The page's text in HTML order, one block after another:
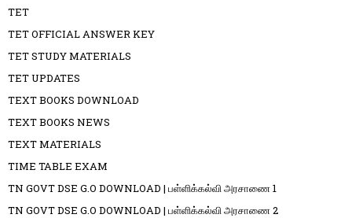
TET
TET OFFICIAL ANSWER KEY
TET STUDY MATERIALS
TET UPDATES
TEXT BOOKS DOWNLOAD
TEXT BOOKS NEWS
TEXT MATERIALS
TIME TABLE EXAM
TN GOVT DSE G.O DOWNLOAD | பள்ளிக்கல்வி அரசாணை 1
TN GOVT DSE G.O DOWNLOAD | பள்ளிக்கல்வி அரசாணை 2